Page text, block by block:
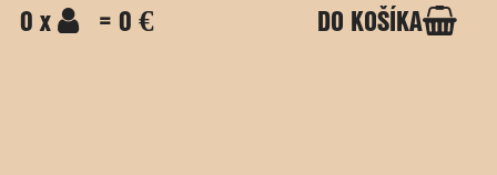
0 x = 0 € DO KOŠÍKA